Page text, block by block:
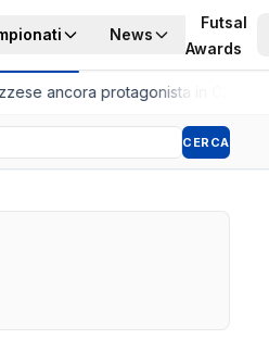
News
Futsal
Awards
ancora protagonista in C2
CERCA